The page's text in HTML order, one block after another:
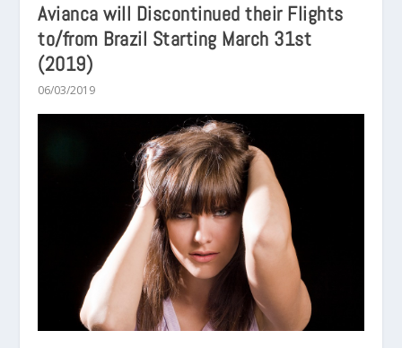
Avianca will Discontinued their Flights
to/from Brazil Starting March 31st
(2019)
06/03/2019